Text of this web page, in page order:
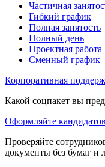
Частичная
Гибкий график
Полная занятость
Полный день
Проектная работа
Сменный график
Корпоративная
Какой соцпакет вы
Оформляйте
Проверяйте
документы без бумаг и